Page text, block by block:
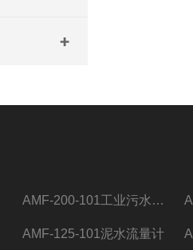
AMF-200-101工业污水流量计
AMF-125-101泥水流量计